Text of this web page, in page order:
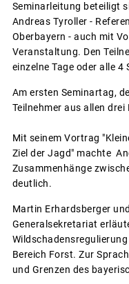
Seminarleitung beteiligt
Andreas Tyroller -
Oberbayern - auch mit
Veranstaltung. Den
einzelne Tage oder alle 4
Am ersten Seminartag,
Teilnehmer aus allen drei
Mit seinem Vortrag
Ziel der Jagd" machte
Zusammenhänge
deutlich.
Martin Erhardsberger
Generalsekretariat
Bereich Forst. Zur
und Grenzen des